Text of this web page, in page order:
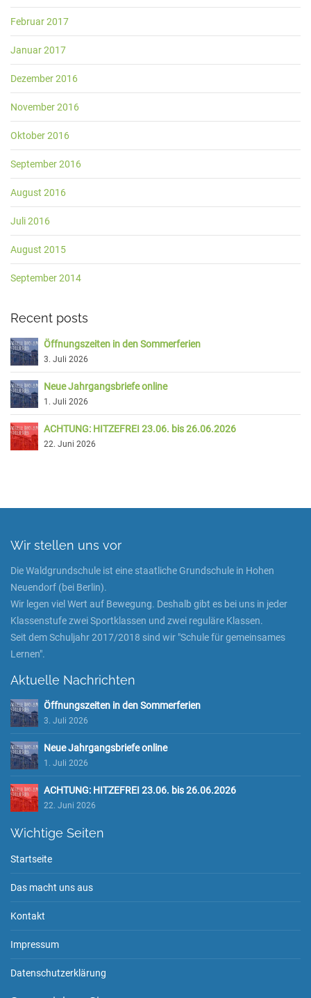
Februar 2017
Januar 2017
Dezember 2016
November 2016
Oktober 2016
September 2016
August 2016
Juli 2016
August 2015
September 2014
Recent posts
Öffnungszeiten in den Sommerferien
3. Juli 2026
Neue Jahrgangsbriefe online
1. Juli 2026
ACHTUNG: HITZEFREI 23.06. bis 26.06.2026
22. Juni 2026
Wir stellen uns vor
Die Waldgrundschule ist eine staatliche Grundschule in Hohen
Neuendorf (bei Berlin).
Wir legen viel Wert auf Bewegung. Deshalb gibt es bei uns in jeder
Klassenstufe zwei Sportklassen und zwei reguläre Klassen.
Seit dem Schuljahr 2017/2018 sind wir "Schule für gemeinsames
Lernen".
Aktuelle Nachrichten
Öffnungszeiten in den Sommerferien
3. Juli 2026
Neue Jahrgangsbriefe online
1. Juli 2026
ACHTUNG: HITZEFREI 23.06. bis 26.06.2026
22. Juni 2026
Wichtige Seiten
Startseite
Das macht uns aus
Kontakt
Impressum
Datenschutzerklärung